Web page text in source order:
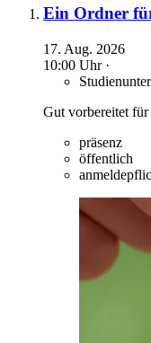
Ein Ordner
17. Aug. 2026
10:00 Uhr ·
Gut vorbereitet für
präsenz
öffentlich